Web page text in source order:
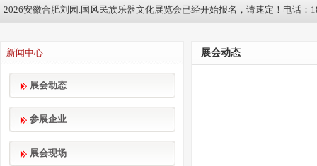
2026安徽合肥刘园.国风民族乐器文化展览会已经开始报名，请速定！电话：
新闻中心
展会动态
参展企业
展会现场
展会动态